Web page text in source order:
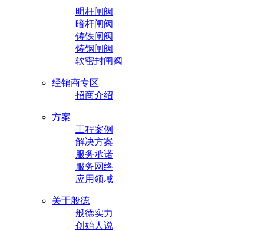
明杆闸阀
暗杆闸阀
铸铁闸阀
铸钢闸阀
软密封闸阀
经销商专区
招商介绍
方案
工程案例
解决方案
服务承诺
服务网络
应用领域
关于般德
般德实力
创始人说